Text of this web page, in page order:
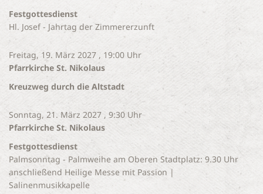
Festgottesdienst
Hl. Josef - Jahrtag der Zimmererzunft
Freitag, 19. März 2027 , 19:00 Uhr
Pfarrkirche St. Nikolaus
Kreuzweg durch die Altstadt
Sonntag, 21. März 2027 , 9:30 Uhr
Pfarrkirche St. Nikolaus
Festgottesdienst
Palmsonntag - Palmweihe am Oberen Stadtplatz: 9.30 Uhr
anschließend Heilige Messe mit Passion |
Salinenmusikkapelle